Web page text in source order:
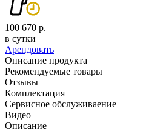
100 670 р.
в сутки
Арендовать
Описание продукта
Рекомендуемые товары
Отзывы
Комплектация
Сервисное обслуживаение
Видео
Описание